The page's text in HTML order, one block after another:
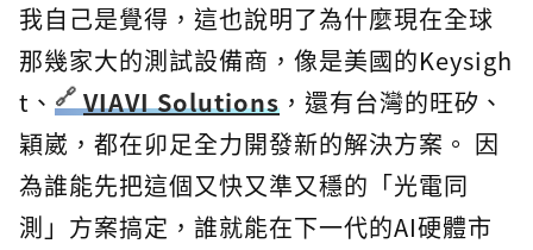
我自己是覺得，這也說明了為什麼現在全球
那幾家大的測試設備商，像是美國的Keysigh
t、
VIAVI Solutions ，還有台灣的旺矽、
穎崴，都在卯足全力開發新的解決方案。 因
為誰能先把這個又快又準又穩的「光電同
測」方案搞定，誰就能在下一代的AI硬體市